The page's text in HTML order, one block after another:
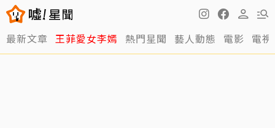
最新文章 王菲愛女李嫣 熱門星聞 藝人動態 電影 電視